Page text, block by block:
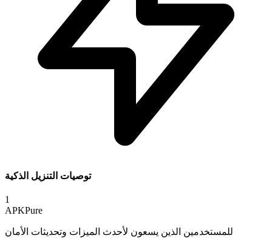
توصيات التنزيل الذكية
1
APKPure
للمستخدمين الذين يسعون لأحدث الميزات وتحديثات الأمان